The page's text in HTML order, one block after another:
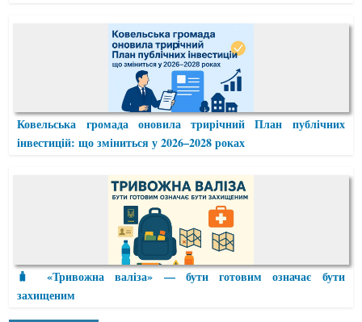
Ковельська громада оновила трирічний План публічних
інвестицій: що зміниться у 2026–2028 роках
🧳 «Тривожна валіза» — бути готовим означає бути
захищеним